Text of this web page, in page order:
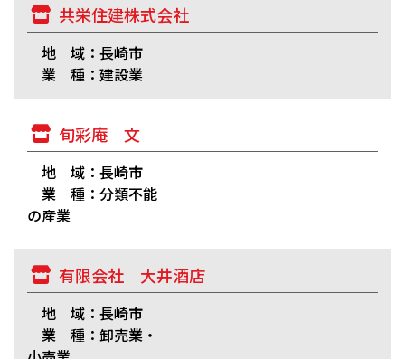
共栄住建株式会社
地 域：長崎市
業 種：建設業
旬彩庵 文
地 域：長崎市
業 種：分類不能
の産業
有限会社 大井酒店
地 域：長崎市
業 種：卸売業・